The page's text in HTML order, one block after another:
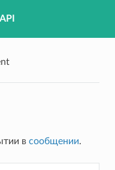
в сообщении.